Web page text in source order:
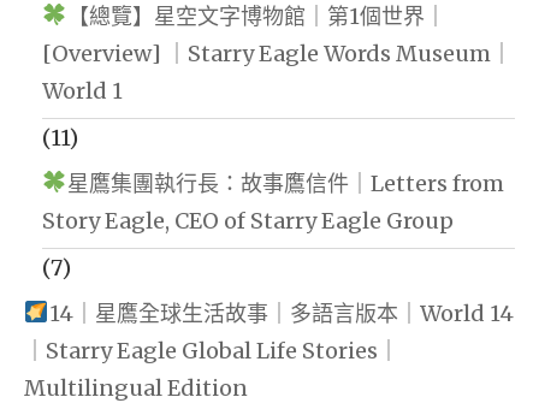
【總覽】星空文字博物館｜第1個世界｜
[Overview] ｜Starry Eagle Words Museum｜
World 1
(11)
星鷹集團執行長：故事鷹信件｜Letters from
Story Eagle, CEO of Starry Eagle Group
(7)
14｜星鷹全球生活故事｜多語言版本｜World 14
｜Starry Eagle Global Life Stories｜
Multilingual Edition